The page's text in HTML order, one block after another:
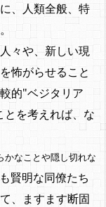
、人類全般、特
々や、新しい現
怖がらせること
的"ベジタリア
を考えれば、な
かなことや隠し切れな
賢明な同僚たち
、ますます断固